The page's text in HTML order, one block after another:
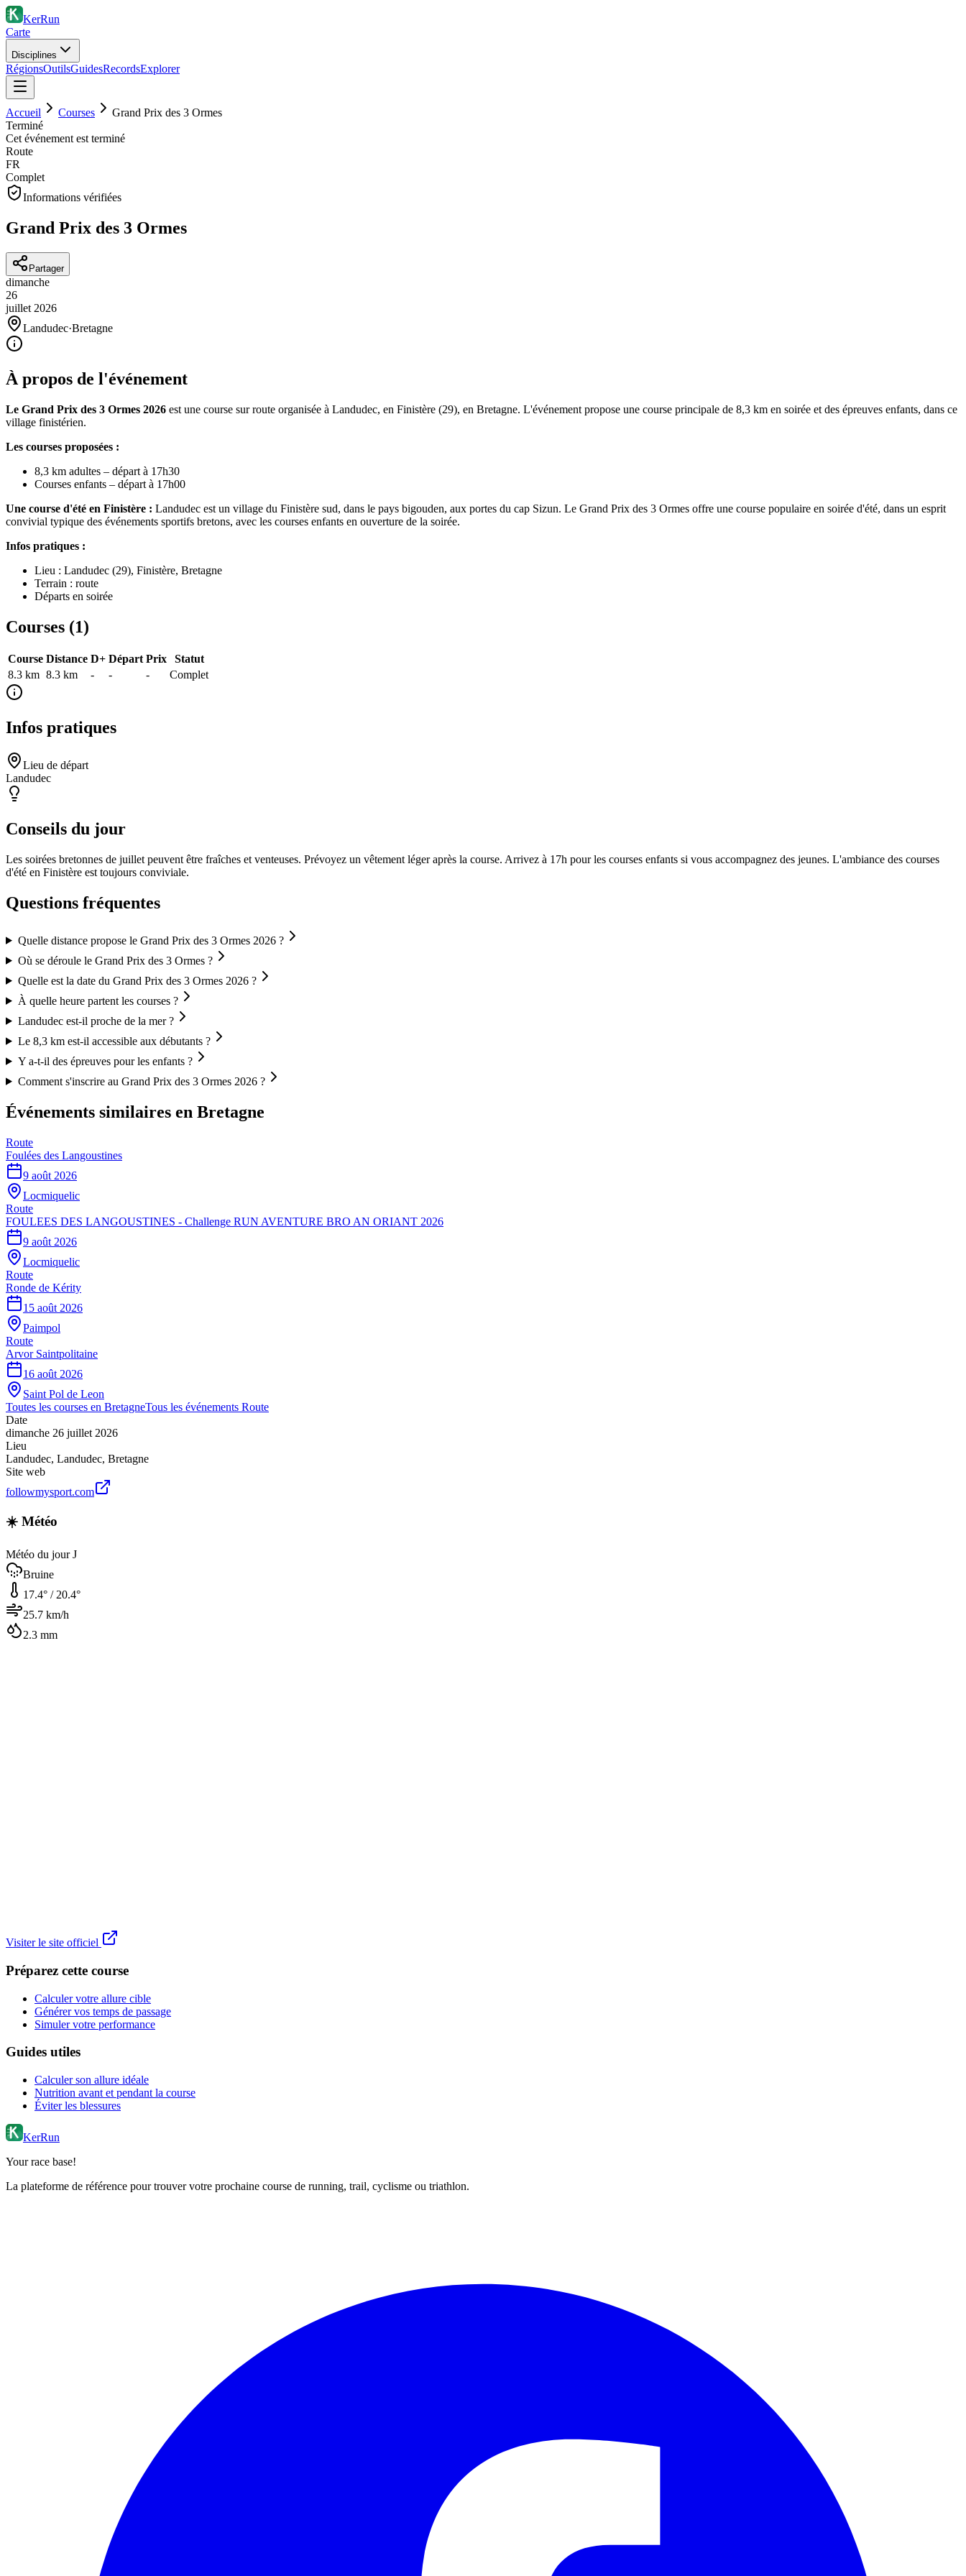
KerRun
Carte
Disciplines
RégionsOutilsGuidesRecordsExplorer
Accueil Courses
Grand Prix des 3 Ormes
Terminé
Cet événement est terminé
Route
FR
Complet
Informations vérifiées
Grand Prix des 3 Ormes
Partager
dimanche
26
juillet 2026
Landudec·Bretagne
À propos de l'événement
Le Grand Prix des 3 Ormes 2026 est une course sur route organisée à Landudec, en Finistère (29), en Bretagne. L'événement propose une course principale de 8,3 km en soirée et des épreuves enfants, dans ce
village finistérien.
Les courses proposées :
8,3 km adultes – départ à 17h30
Courses enfants – départ à 17h00
Une course d'été en Finistère : Landudec est un village du Finistère sud, dans le pays bigouden, aux portes du cap Sizun. Le Grand Prix des 3 Ormes offre une course populaire en soirée d'été, dans un esprit
convivial typique des événements sportifs bretons, avec les courses enfants en ouverture de la soirée.
Infos pratiques :
Lieu : Landudec (29), Finistère, Bretagne
Terrain : route
Départs en soirée
Courses (1)
Course Distance D+ Départ Prix
Statut
8.3 km 8.3 km - - - Complet
Infos pratiques
Lieu de départ
Landudec
Conseils du jour
Les soirées bretonnes de juillet peuvent être fraîches et venteuses. Prévoyez un vêtement léger après la course. Arrivez à 17h pour les courses enfants si vous accompagnez des jeunes. L'ambiance des courses
d'été en Finistère est toujours conviviale.
Questions fréquentes
Quelle distance propose le Grand Prix des 3 Ormes 2026 ?
Où se déroule le Grand Prix des 3 Ormes ?
Quelle est la date du Grand Prix des 3 Ormes 2026 ?
À quelle heure partent les courses ?
Landudec est-il proche de la mer ?
Le 8,3 km est-il accessible aux débutants ?
Y a-t-il des épreuves pour les enfants ?
Comment s'inscrire au Grand Prix des 3 Ormes 2026 ?
Événements similaires en Bretagne
Route
Foulées des Langoustines
9 août 2026
Locmiquelic
Route
FOULEES DES LANGOUSTINES - Challenge RUN AVENTURE BRO AN ORIANT 2026
9 août 2026
Locmiquelic
Route
Ronde de Kérity
15 août 2026
Paimpol
Route
Arvor Saintpolitaine
16 août 2026
Saint Pol de Leon
Toutes les courses en BretagneTous les événements Route
Date
dimanche 26 juillet 2026
Lieu
Landudec, Landudec, Bretagne
Site web
followmysport.com
☀️ Météo
Météo du jour J
Bruine
17.4° / 20.4°
25.7 km/h
2.3 mm
Visiter le site officiel
Préparez cette course
Calculer votre allure cible
Générer vos temps de passage
Simuler votre performance
Guides utiles
Calculer son allure idéale
Nutrition avant et pendant la course
Éviter les blessures
KerRun
Your race base!
La plateforme de référence pour trouver votre prochaine course de running, trail, cyclisme ou triathlon.